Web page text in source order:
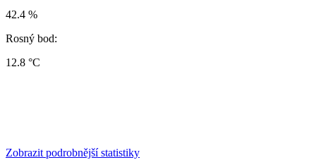
42.4 %
Rosný bod:
12.8 °C
Zobrazit podrobnější statistiky